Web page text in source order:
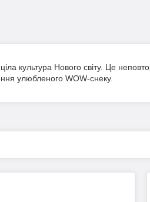
культура Нового світу. Це
улюбленого WOW-снеку.